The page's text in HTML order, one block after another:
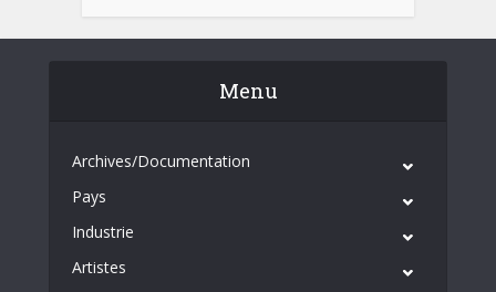
Menu
Archives/Documentation
Pays
Industrie
Artistes